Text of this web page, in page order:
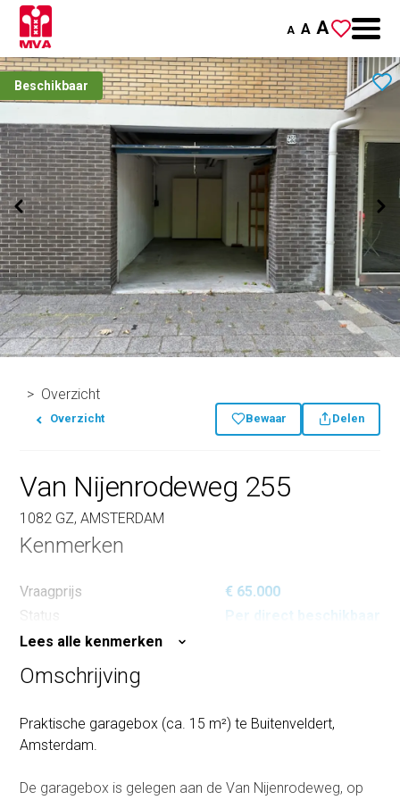
A A A
Beschikbaar
Overzicht
Overzicht Bewaar Delen
Van Nijenrodeweg 255
1082 GZ, AMSTERDAM
Kenmerken
Vraagprijs
€ 65.000
Status
Per direct beschikbaar
Lees alle kenmerken
Omschrijving
Praktische garagebox (ca. 15 m²) te Buitenveldert,
Amsterdam.
De garagebox is gelegen aan de Van Nijenrodeweg, op